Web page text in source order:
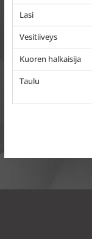
Lasi
Vesitiiveys
Kuoren halkaisija
Taulu